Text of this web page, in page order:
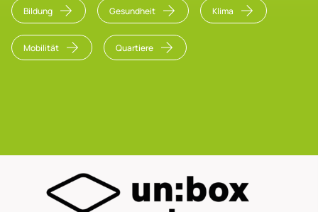
Bildung Gesundheit Klima
Mobilität Quartiere